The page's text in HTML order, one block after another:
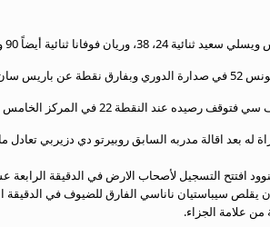
فوفانا ثنائية أيضاً 90 و 90+5 وفلوريان توفان 58 من ركلة جزاء.
سان جيرمان.
رصيده عند النقطة 22 في المركز الخامس عشر.
له بعد اقالة مدربه السابق روبيرتو دي دزيربي
افتتح التسجيل لأصحاب الارض في الدقيقة الرابعة
يقلص سيباستيان ناناسي الفارق للضيوف في الدقيقة
من علامة الجزاء.